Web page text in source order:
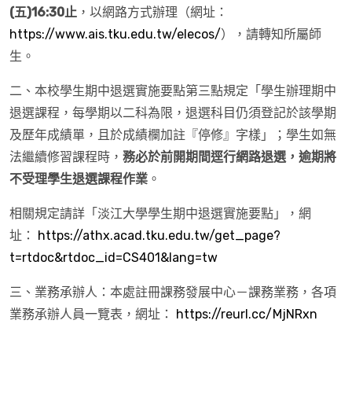
(五)16:30止 ，以網路方式辦理（網址：
https://www.ais.tku.edu.tw/elecos/），請轉知所屬師
生。
二、本校學生期中退選實施要點第三點規定「學生辦理期中
退選課程，每學期以二科為限，退選科目仍須登記於該學期
及歷年成績單，且於成績欄加註『停修』字樣」；學生如無
法繼續修習課程時， 務必於前開期間逕行網路退選，逾期將
不受理學生退選課程作業 。
相關規定請詳「淡江大學學生期中退選實施要點」，網
址： https://athx.acad.tku.edu.tw/get_page?
t=rtdoc&rtdoc_id=CS401&lang=tw
三、業務承辦人：本處註冊課務發展中心－課務業務，各項
業務承辦人員一覽表，網址： https://reurl.cc/MjNRxn